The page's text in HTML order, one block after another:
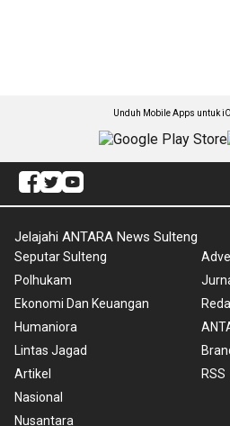
Unduh Mobile Apps untuk
Jelajahi ANTARA News Sulteng
Seputar Sulteng
Polhukam
Ekonomi Dan Keuangan
Humaniora
Lintas Jagad
Artikel
Nasional
Nusantara
RSS